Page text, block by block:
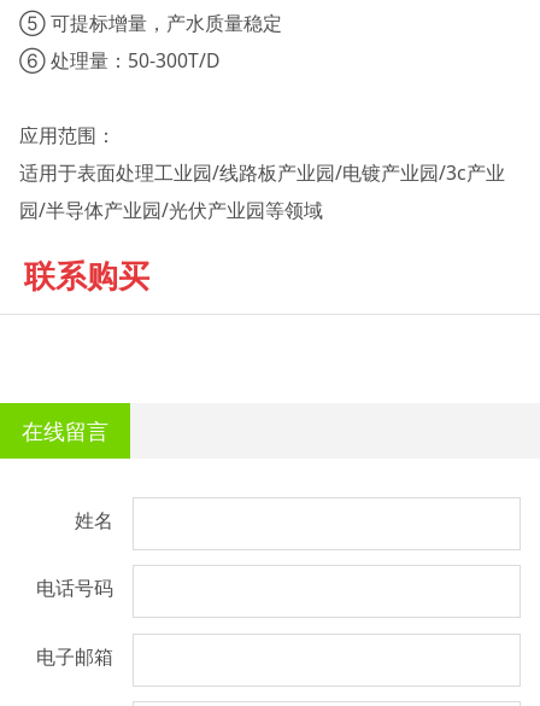
⑤ 可提标增量，产水质量稳定
⑥ 处理量：50-300T/D
应用范围：
适用于表面处理工业园/线路板产业园/电镀产业园/3c产业
园/半导体产业园/光伏产业园等领域
联系购买
在线留言
姓名
电话号码
电子邮箱